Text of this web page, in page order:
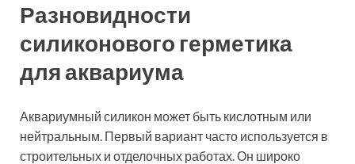
Разновидности
силиконового герметика
для аквариума
Аквариумный силикон может быть кислотным или
нейтральным. Первый вариант часто используется в
строительных и отделочных работах. Он широко